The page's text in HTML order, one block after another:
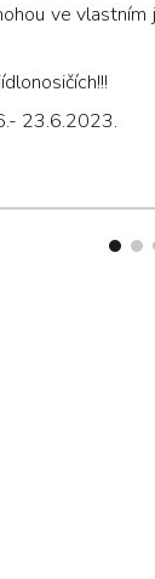
ve vlastním
23.6.2023.